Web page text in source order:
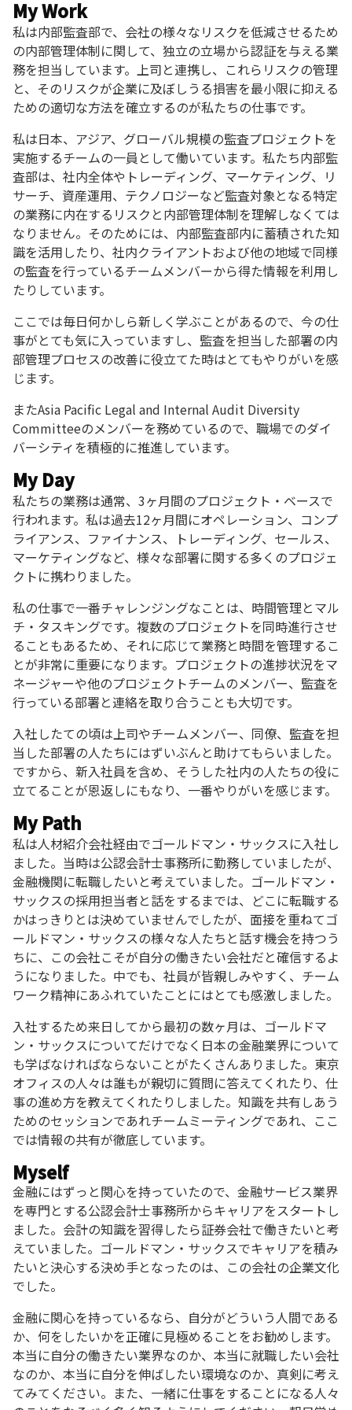
My Work
私は内部監査部で、会社の様々なリスクを低減させるため
の内部管理体制に関して、独立の立場から認証を与える業
務を担当しています。上司と連携し、これらリスクの管理
と、そのリスクが企業に及ぼしうる損害を最小限に抑える
ための適切な方法を確立するのが私たちの仕事です。
私は日本、アジア、グローバル規模の監査プロジェクトを
実施するチームの一員として働いています。私たち内部監
査部は、社内全体やトレーディング、マーケティング、リ
サーチ、資産運用、テクノロジーなど監査対象となる特定
の業務に内在するリスクと内部管理体制を理解しなくては
なりません。そのためには、内部監査部内に蓄積された知
識を活用したり、社内クライアントおよび他の地域で同様
の監査を行っているチームメンバーから得た情報を利用し
たりしています。
ここでは毎日何かしら新しく学ぶことがあるので、今の仕
事がとても気に入っていますし、監査を担当した部署の内
部管理プロセスの改善に役立てた時はとてもやりがいを感
じます。
またAsia Pacific Legal and Internal Audit Diversity
Committeeのメンバーを務めているので、職場でのダイ
バーシティを積極的に推進しています。
My Day
私たちの業務は通常、3ヶ月間のプロジェクト・ベースで
行われます。私は過去12ヶ月間にオペレーション、コンプ
ライアンス、ファイナンス、トレーディング、セールス、
マーケティングなど、様々な部署に関する多くのプロジェ
クトに携わりました。
私の仕事で一番チャレンジングなことは、時間管理とマル
チ・タスキングです。複数のプロジェクトを同時進行させ
ることもあるため、それに応じて業務と時間を管理するこ
とが非常に重要になります。プロジェクトの進捗状況をマ
ネージャーや他のプロジェクトチームのメンバー、監査を
行っている部署と連絡を取り合うことも大切です。
入社したての頃は上司やチームメンバー、同僚、監査を担
当した部署の人たちにはずいぶんと助けてもらいました。
ですから、新入社員を含め、そうした社内の人たちの役に
立てることが恩返しにもなり、一番やりがいを感じます。
My Path
私は人材紹介会社経由でゴールドマン・サックスに入社し
ました。当時は公認会計士事務所に勤務していましたが、
金融機関に転職したいと考えていました。ゴールドマン・
サックスの採用担当者と話をするまでは、どこに転職する
かはっきりとは決めていませんでしたが、面接を重ねてゴ
ールドマン・サックスの様々な人たちと話す機会を持つう
ちに、この会社こそが自分の働きたい会社だと確信するよ
うになりました。中でも、社員が皆親しみやすく、チーム
ワーク精神にあふれていたことにはとても感激しました。
入社するため来日してから最初の数ヶ月は、ゴールドマ
ン・サックスについてだけでなく日本の金融業界について
も学ばなければならないことがたくさんありました。東京
オフィスの人々は誰もが親切に質問に答えてくれたり、仕
事の進め方を教えてくれたりしました。知識を共有しあう
ためのセッションであれチームミーティングであれ、ここ
では情報の共有が徹底しています。
Myself
金融にはずっと関心を持っていたので、金融サービス業界
を専門とする公認会計士事務所からキャリアをスタートし
ました。会計の知識を習得したら証券会社で働きたいと考
えていました。ゴールドマン・サックスでキャリアを積み
たいと決心する決め手となったのは、この会社の企業文化
でした。
金融に関心を持っているなら、自分がどういう人間である
か、何をしたいかを正確に見極めることをお勧めします。
本当に自分の働きたい業界なのか、本当に就職したい会社
なのか、本当に自分を伸ばしたい環境なのか、真剣に考え
てみてください。また、一緒に仕事をすることになる人々